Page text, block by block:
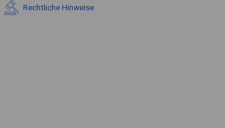
Rechtliche Hinweise